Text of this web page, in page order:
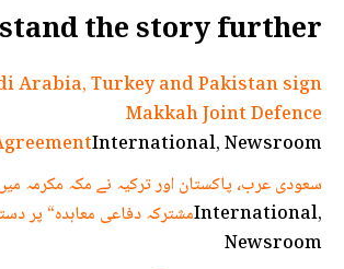
the story further
Arabia, Turkey and Pakistan sign
Makkah Joint Defence
International, Newsroom
سعودی عرب، پاکستان اور ترکیہ نے مکہ مکرمہ
مشترکہ دفاعی معاہدہ“ پرInternational,
Newsroom